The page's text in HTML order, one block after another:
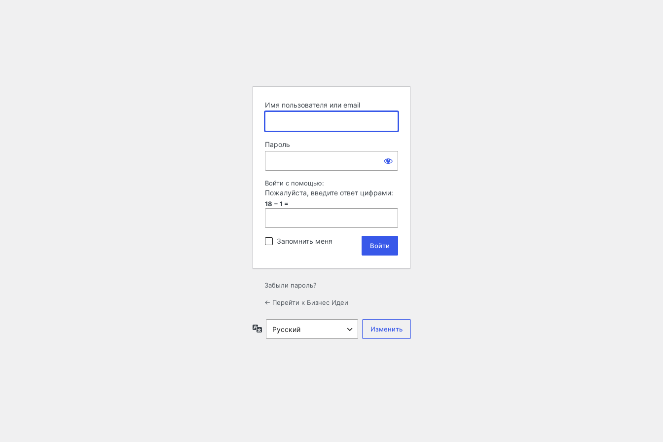
Имя пользователя или email
Пароль
Войти с помощью:
Пожалуйста, введите ответ цифрами:
18 − 1 =
Запомнить меня
Забыли пароль?
← Перейти к Бизнес Идеи
Язык